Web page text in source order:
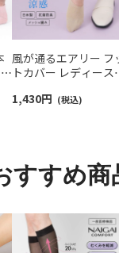
風が通るエアリー フ
トカバー レディース
03022420
1,430円 (税込)
すすめ商